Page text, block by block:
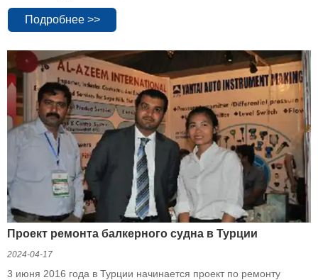
инструменты, фитинги для литейных труб и клапаны, стропы
для кранов, серии машин и т. Д., Это наша новая сервисная
платформа, расширяющая пространство сотрудничества,
Подробнее >>
Проект ремонта балкерного судна в Турции
2024-04-17
3 июня 2016 года в Турции начинается проект по ремонту